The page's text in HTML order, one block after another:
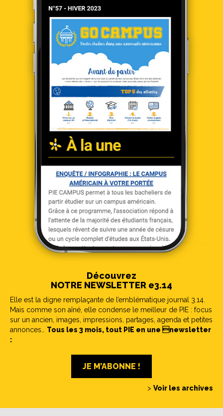
Découvrez
NOTRE NEWSLETTER e3.14
Elle est la digne remplaçante de l’emblématique journal 3.14.
Mais comme son aîné, elle condense le meilleur de PIE : focus
sur un ancien, images, impressions, partages, agenda et petites
annonces… Tous les 3 mois, tout PIE en une newsletter
:
JE M’ABONNE !
> Voir les archives